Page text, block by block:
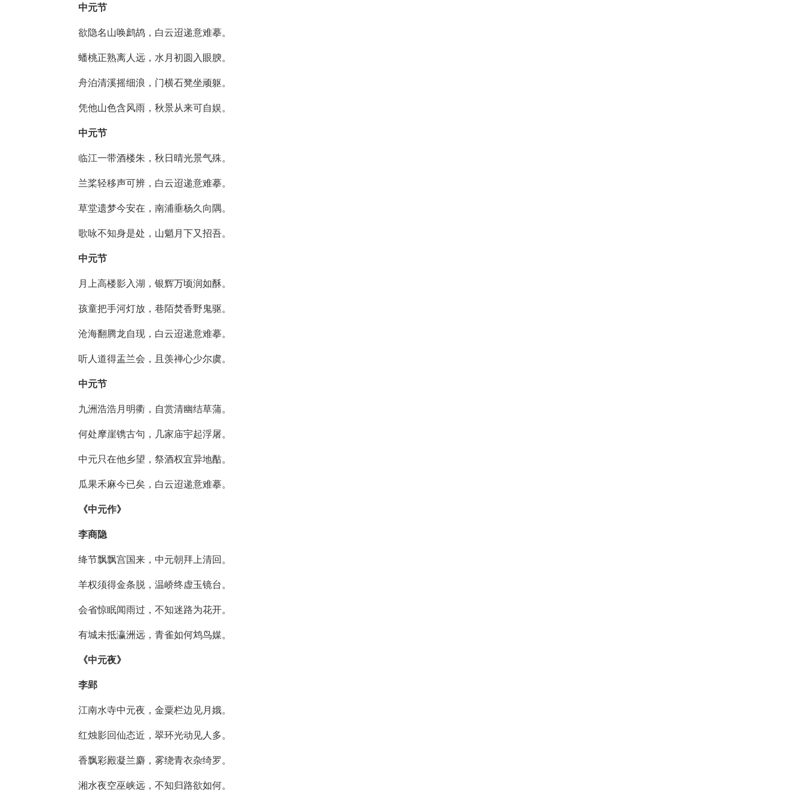
中元节
欲隐名山唤鹧鸪，白云迢递意难摹。
蟠桃正熟离人远，水月初圆入眼腴。
舟泊清溪摇细浪，门横石凳坐顽躯。
凭他山色含风雨，秋景从来可自娱。
中元节
临江一带酒楼朱，秋日晴光景气殊。
兰桨轻移声可辨，白云迢递意难摹。
草堂遗梦今安在，南浦垂杨久向隅。
歌咏不知身是处，山魈月下又招吾。
中元节
月上高楼影入湖，银辉万顷润如酥。
孩童把手河灯放，巷陌焚香野鬼驱。
沧海翻腾龙自现，白云迢递意难摹。
听人道得盂兰会，且羡禅心少尔虞。
中元节
九洲浩浩月明衢，自赏清幽结草蒲。
何处摩崖镌古句，几家庙宇起浮屠。
中元只在他乡望，祭酒权宜异地酤。
瓜果禾麻今已矣，白云迢递意难摹。
《中元作》
李商隐
绛节飘飘宫国来，中元朝拜上清回。
羊权须得金条脱，温峤终虚玉镜台。
会省惊眠闻雨过，不知迷路为花开。
有城未抵瀛洲远，青雀如何鸩鸟媒。
《中元夜》
李郢
江南水寺中元夜，金粟栏边见月娥。
红烛影回仙态近，翠环光动见人多。
香飘彩殿凝兰麝，雾绕青衣杂绮罗。
湘水夜空巫峡远，不知归路欲如何。